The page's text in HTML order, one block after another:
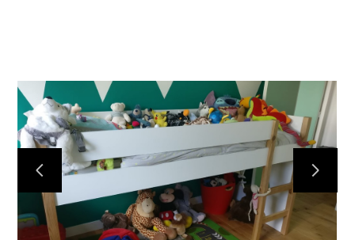
ACCUEIL
L'AGENCE
PROJETS
PRESTATIONS
E-CETINTERIEUR
ON EN PARLE